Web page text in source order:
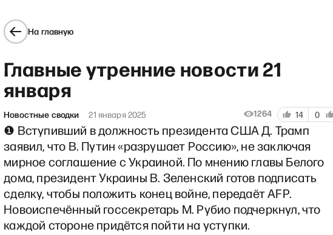
На главную
Главные утренние новости 21
января
Новостные сводки 21 января 2025 1264 14 0
❶ Вступивший в должность президента США Д. Трамп
заявил, что В. Путин «разрушает Россию», не заключая
мирное соглашение с Украиной. По мнению главы Белого
дома, президент Украины В. Зеленский готов подписать
сделку, чтобы положить конец войне, передаёт AFP.
Новоиспечённый госсекретарь М. Рубио подчеркнул, что
каждой стороне придётся пойти на уступки.
c Филиппенко и Поляковым